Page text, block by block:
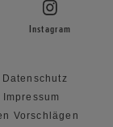
Instagram
Datenschutz
Impressum
Vorschlägen